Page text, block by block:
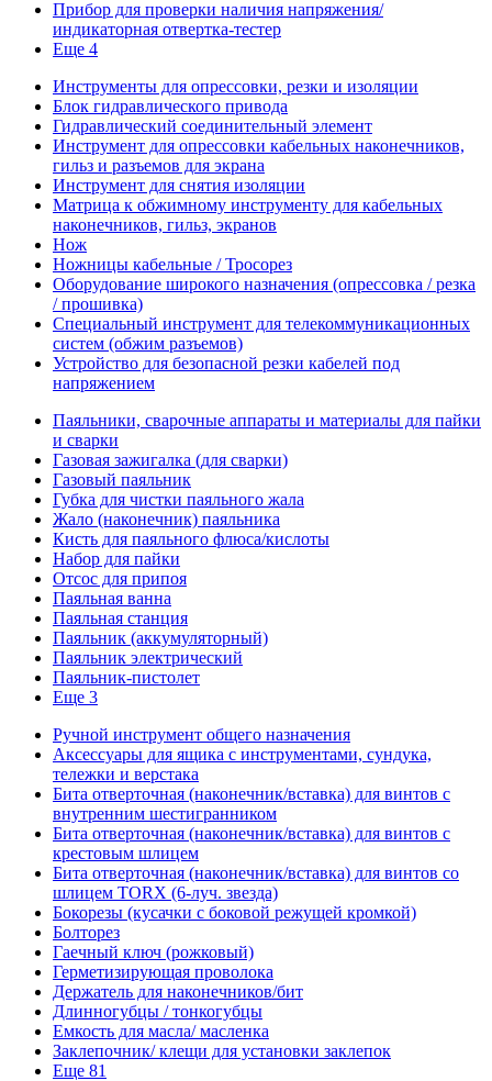
Прибор для проверки наличия напряжения/
индикаторная отвертка-тестер
Еще 4
Инструменты для опрессовки, резки и изоляции
Блок гидравлического привода
Гидравлический соединительный элемент
Инструмент для опрессовки кабельных наконечников,
гильз и разъемов для экрана
Инструмент для снятия изоляции
Матрица к обжимному инструменту для кабельных
наконечников, гильз, экранов
Нож
Ножницы кабельные / Тросорез
Оборудование широкого назначения (опрессовка / резка
/ прошивка)
Специальный инструмент для телекоммуникационных
систем (обжим разъемов)
Устройство для безопасной резки кабелей под
напряжением
Паяльники, сварочные аппараты и материалы для пайки
и сварки
Газовая зажигалка (для сварки)
Газовый паяльник
Губка для чистки паяльного жала
Жало (наконечник) паяльника
Кисть для паяльного флюса/кислоты
Набор для пайки
Отсос для припоя
Паяльная ванна
Паяльная станция
Паяльник (аккумуляторный)
Паяльник электрический
Паяльник-пистолет
Еще 3
Ручной инструмент общего назначения
Аксессуары для ящика с инструментами, сундука,
тележки и верстака
Бита отверточная (наконечник/вставка) для винтов с
внутренним шестигранником
Бита отверточная (наконечник/вставка) для винтов с
крестовым шлицем
Бита отверточная (наконечник/вставка) для винтов со
шлицем TORX (6-луч. звезда)
Бокорезы (кусачки с боковой режущей кромкой)
Болторез
Гаечный ключ (рожковый)
Герметизирующая проволока
Держатель для наконечников/бит
Длинногубцы / тонкогубцы
Емкость для масла/ масленка
Заклепочник/ клещи для установки заклепок
Еще 81